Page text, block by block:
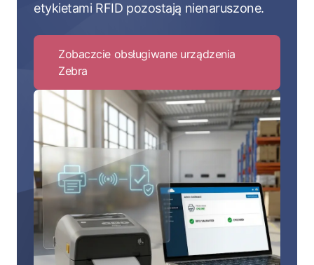
etykietami RFID pozostają nienaruszone.
Zobaczcie obsługiwane urządzenia
Zebra
to
Zobaczcie
obsługiwane
urządzenia